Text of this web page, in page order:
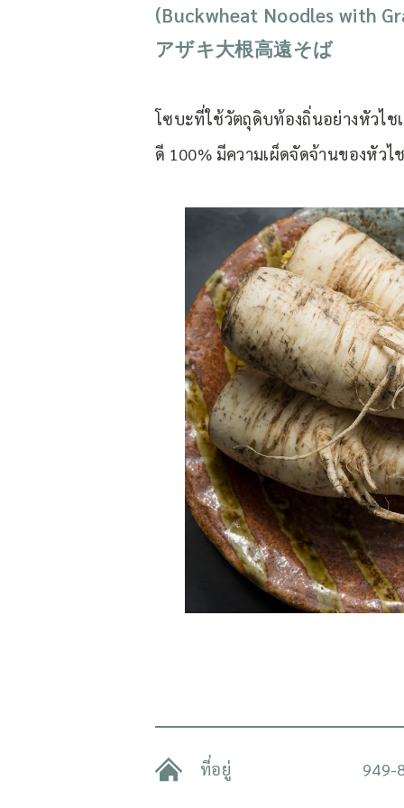
(Buckwheat Noodles with
アザキ大根高遠そば
โซบะที่ใช้วัตถุดิบท้องถิ่นอย่างหัวไ
ดี 100% มีความเผ็ดจัดจ้านของหัวไ
ที่อยู่ 949-